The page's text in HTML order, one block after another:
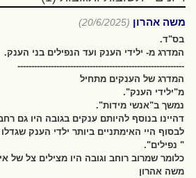
משה אהרון (20/6/2025)
בס"ד.
המדרג מ- ילידי הענק ועד הנפילים בני הענק.
------------------------------------------------------------
המדרג של הענקים מתחיל
מ"ילידי הענק".
נמשך ב"אנשי מידות".
דהיינו בנוסף להיותם ענקים בגובה היו גם
לבסוף היי האימתניים ביותר ילדי הענק שגדלו
" נפילים".
כלומר שמרוב רוחב וגובה היו מצילים צל של
משה אהרון